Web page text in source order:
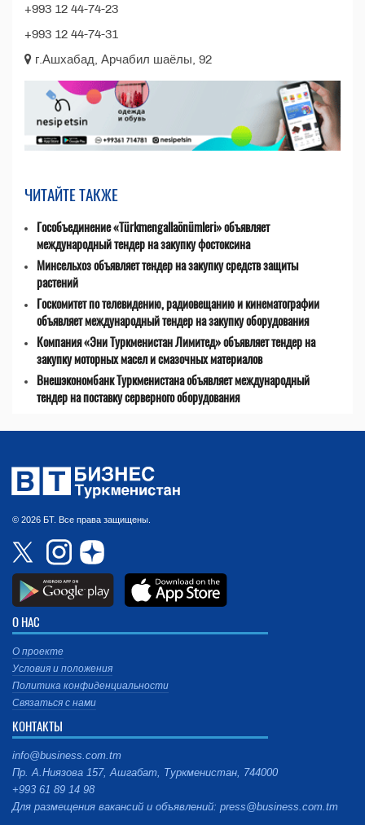
+993 12 44-74-23
+993 12 44-74-31
г.Ашхабад, Арчабил шаёлы, 92
ЧИТАЙТЕ ТАКЖЕ
Гособъединение «Türkmengallaönümleri» объявляет
международный тендер на закупку фостоксина
Минсельхоз объявляет тендер на закупку средств защиты
растений
Госкомитет по телевидению, радиовещанию и кинематографии
объявляет международный тендер на закупку оборудования
Компания «Эни Туркменистан Лимитед» объявляет тендер на
закупку моторных масел и смазочных материалов
Внешэкономбанк Туркменистана объявляет международный
тендер на поставку серверного оборудования
© 2026 БТ. Все права защищены.
О НАС
О проекте
Условия и положения
Политика конфиденциальности
Связаться с нами
КОНТАКТЫ
info@business.com.tm
Пр. А.Ниязова 157, Ашгабат, Туркменистан, 744000
+993 61 89 14 98
Для размещения вакансий и объявлений: press@business.com.tm